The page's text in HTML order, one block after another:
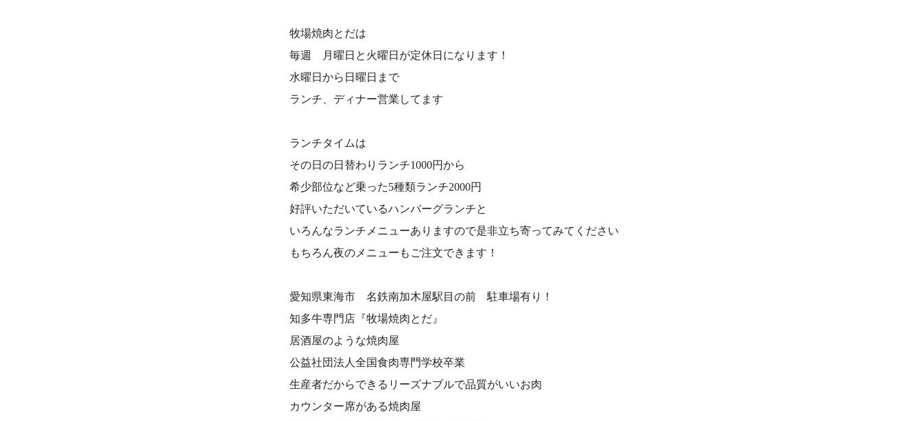
牧場焼肉とだは
毎週 月曜日と火曜日が定休日になります！
水曜日から日曜日まで
ランチ、ディナー営業してます
ランチタイムは
その日の日替わりランチ1000円から
希少部位など乗った5種類ランチ2000円
好評いただいているハンバーグランチと
いろんなランチメニューありますので是非立ち寄ってみてください
もちろん夜のメニューもご注文できます！
愛知県東海市 名鉄南加木屋駅目の前 駐車場有り！⠀
知多牛専門店『牧場焼肉とだ』⠀
居酒屋のような焼肉屋
公益社団法人全国食肉専門学校卒業⠀
生産者だからできるリーズナブルで品質がいいお肉⠀
カウンター席がある焼肉屋⠀